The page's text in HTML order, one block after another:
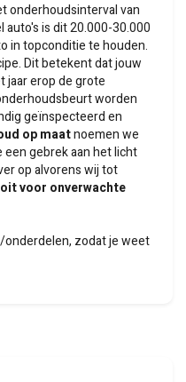
onderhoudsinterval van
auto's is dit 20.000-30.000
in topconditie te houden.
Dit betekent dat jouw
jaar erop de grote
worden
geïnspecteerd en
op maatnoemen we
gebrek aan het licht
op alvorens wij tot
voor onverwachte
zodat je weet